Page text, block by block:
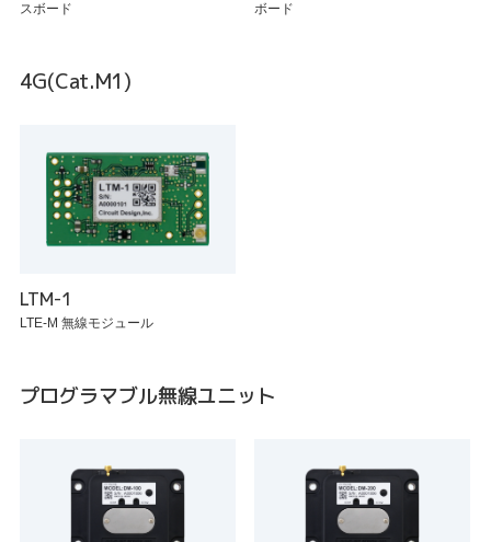
スボード
ボード
4G(Cat.M1)
LTM-1
LTE-M 無線モジュール
プログラマブル無線ユニット